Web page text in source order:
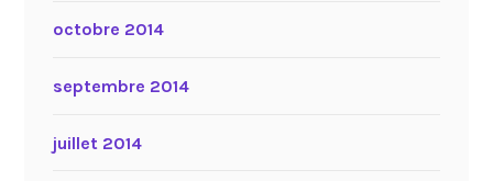
octobre 2014
septembre 2014
juillet 2014